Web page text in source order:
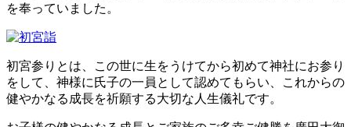
を奉っていました。
初宮参りとは、この世に生をうけてから初めて神社にお参り
をして、神様に氏子の一員として認めてもらい、これからの
健やかなる成長を祈願する大切な人生儀礼です。